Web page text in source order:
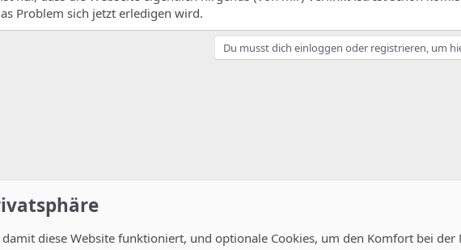
Problem sich jetzt erledigen wird.
Du musst dich einloggen oder registrieren, um
und Konfiguration
damit diese Website funktioniert, und optionale Cookies, um den Komfort bei der